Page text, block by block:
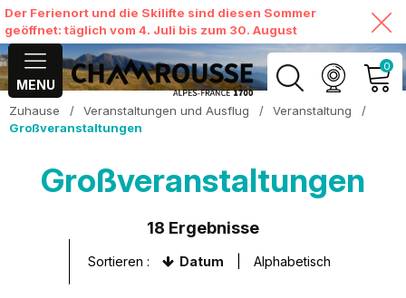
Der Ferienort und die Skilifte sind diesen Sommer
geöffnet: täglich vom 4. Juli bis zum 30. August
MENU
0
MEIN KONTO
MEINEN WARENKORB
ANSEHEN
Zuhause / Veranstaltungen und Ausflug / Veranstaltung
/
Großveranstaltungen
Großveranstaltungen
18 Ergebnisse
Sortieren : Datum Alphabetisch